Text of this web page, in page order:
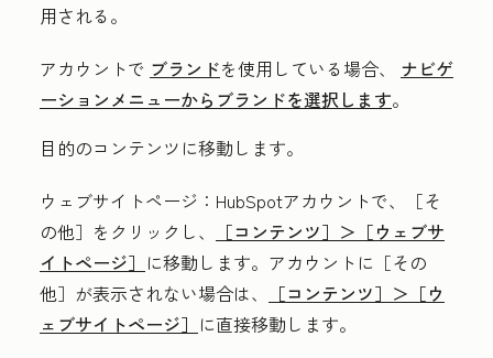
用される。
アカウントで ブランドを使用している場合、 ナビゲ
ーションメニューからブランドを選択します。
目的のコンテンツに移動します。
ウェブサイトページ ：HubSpotアカウントで、
［そ
の他］をクリックし、
［コンテンツ］＞ ［ウェブサ
イトページ］ に移動します。アカウントに ［その
他］が表示されない場合は、
［コンテンツ］＞ ［ウ
ェブサイトページ］ に直接移動します。